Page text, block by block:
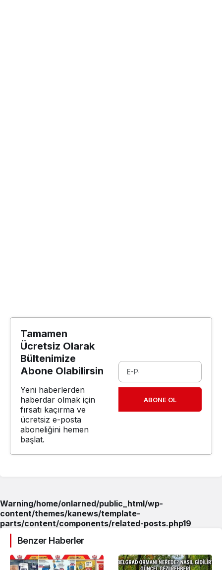
Tamamen
Ücretsiz Olarak
Bültenimize
Abone Olabilirsin
Yeni haberlerden
haberdar olmak için
fırsatı kaçırma ve
ücretsiz e-posta
aboneliğini hemen
başlat.
ABONE OL
Warning/home/onlarned/public_html/wp-
content/themes/kanews/template-
parts/content/components/related-posts.php19
Benzer Haberler